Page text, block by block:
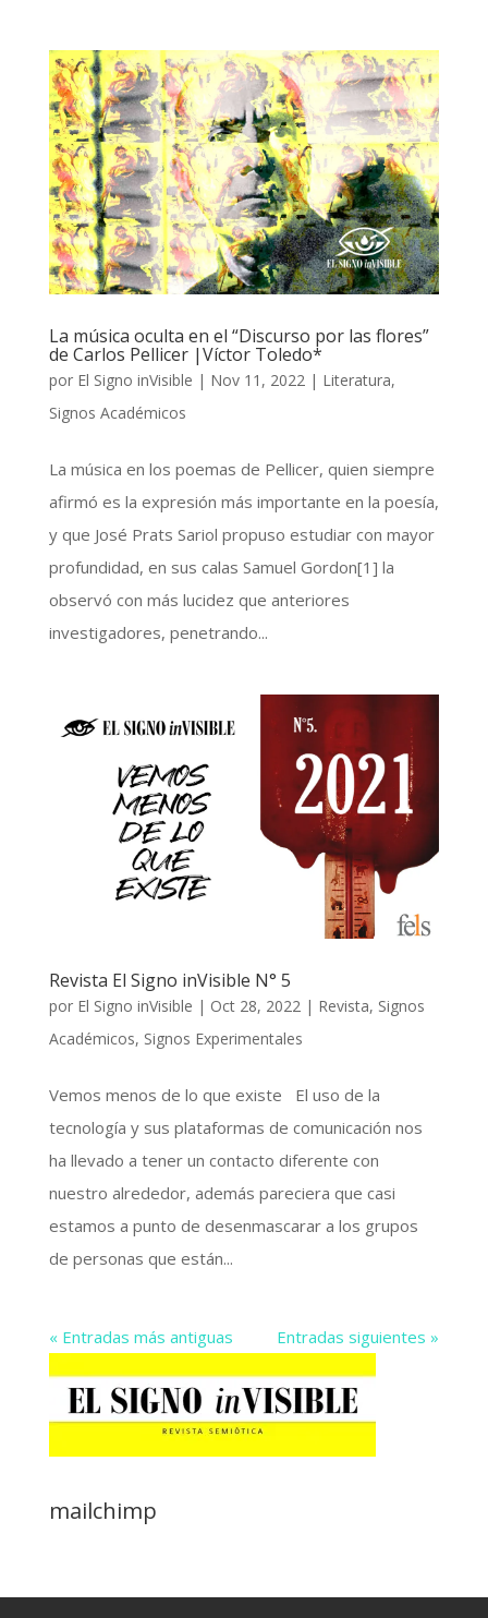
La música oculta en el “Discurso por las flores”
de Carlos Pellicer |Víctor Toledo*
por El Signo inVisible | Nov 11, 2022| Literatura,
Signos Académicos
La música en los poemas de Pellicer, quien siempre
afirmó es la expresión más importante en la poesía,
y que José Prats Sariol propuso estudiar con mayor
profundidad, en sus calas Samuel Gordon[1] la
observó con más lucidez que anteriores
investigadores, penetrando...
Revista El Signo inVisible N° 5
por El Signo inVisible | Oct 28, 2022| Revista, Signos
Académicos, Signos Experimentales
Vemos menos de lo que existe El uso de la
tecnología y sus plataformas de comunicación nos
ha llevado a tener un contacto diferente con
nuestro alrededor, además pareciera que casi
estamos a punto de desenmascarar a los grupos
de personas que están...
« Entradas más antiguas Entradas siguientes »
mailchimp